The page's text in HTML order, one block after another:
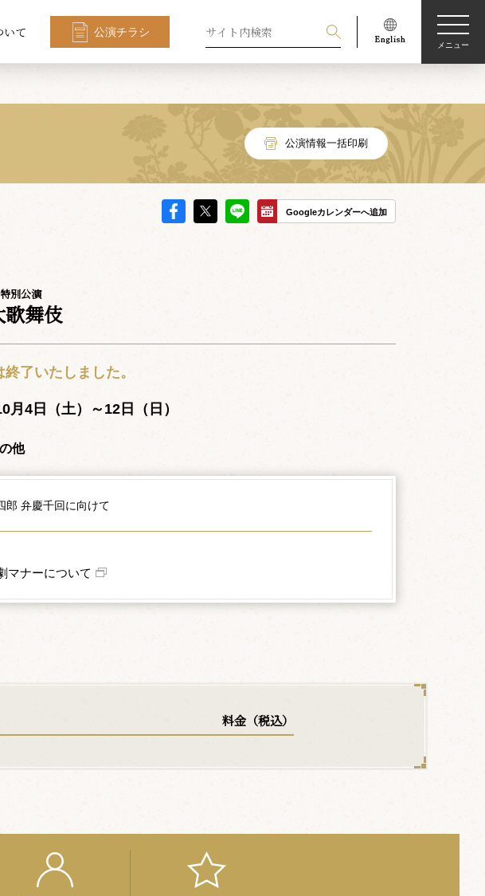
いて 公演チラシ
メニュー
公演情報一括印刷
Googleカレンダーへ追加
別公演
舞伎
了いたしました。
月4日（土）～12日（日）
他
郎 弁慶千回に向けて
マナーについて
料金（税込）